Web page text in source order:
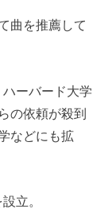
曲を推薦して
ーバード大学
の依頼が殺到
などにも拡
立。